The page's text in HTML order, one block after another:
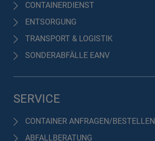
CONTAINERDIENST
ENTSORGUNG
TRANSPORT & LOGISTIK
SONDERABFÄLLE EANV
SERVICE
CONTAINER ANFRAGEN/BESTELLEN
ABFALLBERATUNG